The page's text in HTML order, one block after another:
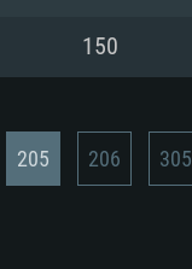
150
205 206 305